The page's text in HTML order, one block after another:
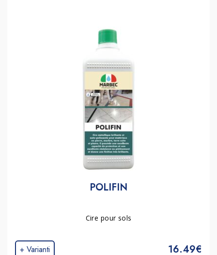
POLIFIN
Cire pour sols
+ Varianti 16.49€